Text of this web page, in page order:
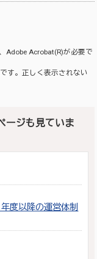
Adobe Acrobat(R)が必要で
す。正しく表示されない
ージも見ていま
度以降の運営体制